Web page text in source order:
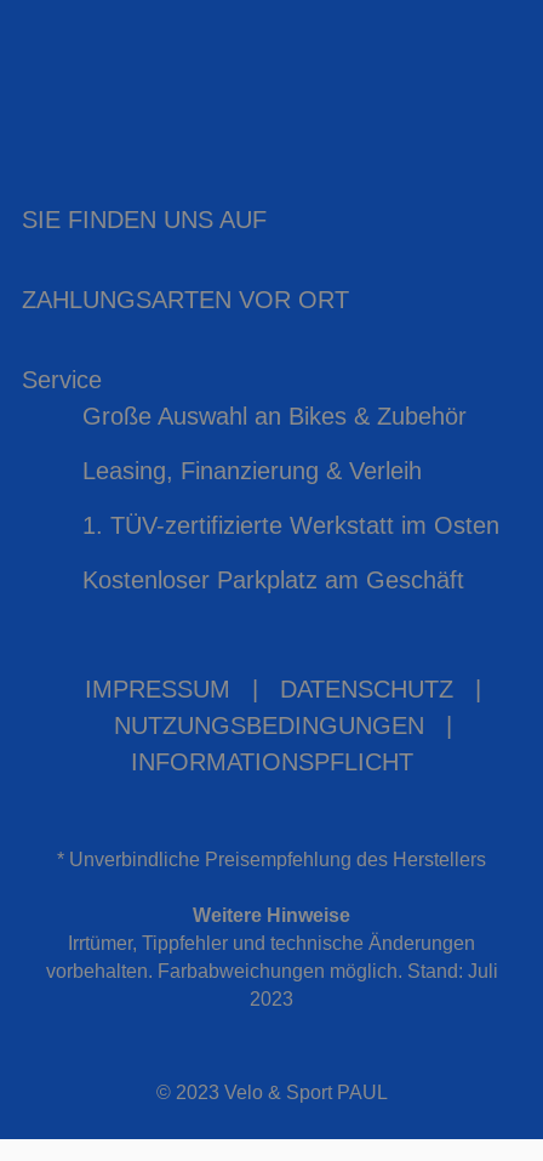
SIE FINDEN UNS AUF
ZAHLUNGSARTEN VOR ORT
Service
Große Auswahl an Bikes & Zubehör
Leasing, Finanzierung & Verleih
1. TÜV-zertifizierte Werkstatt im Osten
Kostenloser Parkplatz am Geschäft
IMPRESSUM DATENSCHUTZ
NUTZUNGSBEDINGUNGEN
INFORMATIONSPFLICHT
* Unverbindliche Preisempfehlung des Herstellers
Weitere Hinweise
Irrtümer, Tippfehler und technische Änderungen
vorbehalten. Farbabweichungen möglich. Stand: Juli
2023
© 2023 Velo & Sport PAUL